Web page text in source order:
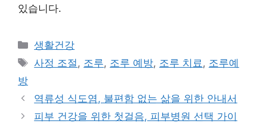
있습니다.
Categories
생활건강
Tags
사정 조절 , 조루, 조루 예방, 조루 치료 , 조루예
방
역류성 식도염, 불편함 없는 삶을 위한 안내서
피부 건강을 위한 첫걸음, 피부병원 선택 가이